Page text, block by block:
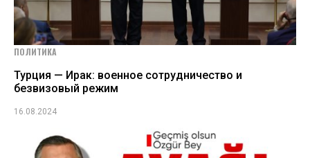
ПОЛИТИКА
Турция — Ирак: военное сотрудничество и
безвизовый режим
16.08.2024